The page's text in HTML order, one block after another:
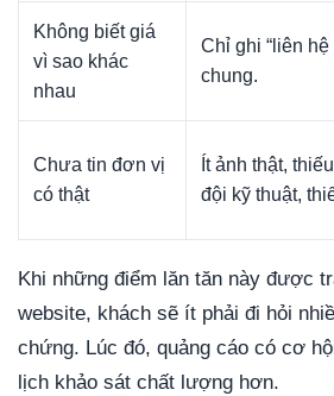
Không biết giá
vì sao khác
nhau
Chỉ ghi “liên
chung.
Chưa tin đơn vị
có thật
Ít ảnh thật,
đội kỹ thuật,
Khi những điểm lăn tăn này được
website, khách sẽ ít phải đi hỏi
chứng. Lúc đó, quảng cáo có cơ
lịch khảo sát chất lượng hơn.